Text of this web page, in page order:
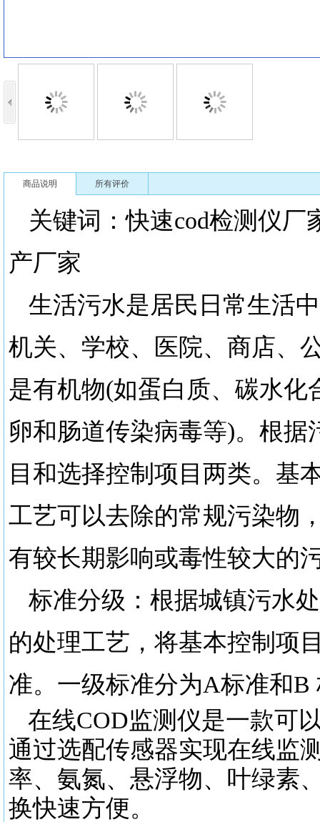
商品说明 所有评价
关键词：快速cod检测
产厂家
生活污水是居民日常生活
机关、学校、医院、商店、
是有机物(如蛋白质、碳水化
卵和肠道传染病毒等)。根
目和选择控制项目两类。基
工艺可以去除的常规污染物
有较长期影响或毒性较大的
标准分级：根据城镇污水
的处理工艺，将基本控制项
准。一级标准分为A标准和B
在线COD监测仪是一款可
通过选配传感器实现在线监
率、氨氮、悬浮物、叶绿素
换快速方便。